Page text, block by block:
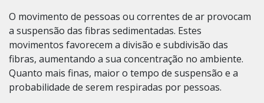
O movimento de pessoas ou correntes de ar provocam
a suspensão das fibras sedimentadas. Estes
movimentos favorecem a divisão e subdivisão das
fibras, aumentando a sua concentração no ambiente.
Quanto mais finas, maior o tempo de suspensão e a
probabilidade de serem respiradas por pessoas.